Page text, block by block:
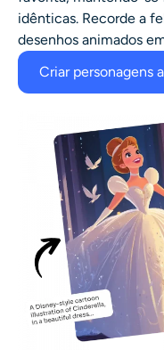
idênticas. Recorde a
desenhos animados
Criar personagens